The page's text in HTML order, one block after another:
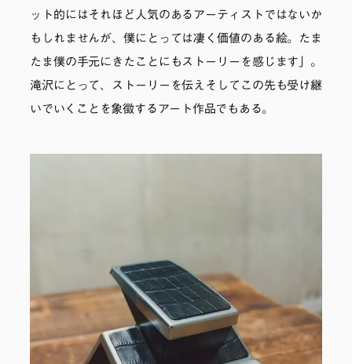
ット的にはそれほど人気のあるアーティストではないか
もしれませんが、僕にとっては凄く価値のある絵。たま
たま僕の手元にきたことにもストーリーを感じます」。
滝沢にとって、ストーリーを伝えそしてこの先も受け継
いでいくことを象徴するアート作品でもある。